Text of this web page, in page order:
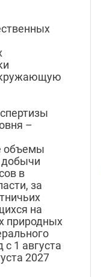
–
объемы
в
за
на
природных
с 1 августа
2027